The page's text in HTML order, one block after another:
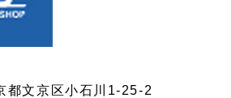
文京区小石川1-25-2